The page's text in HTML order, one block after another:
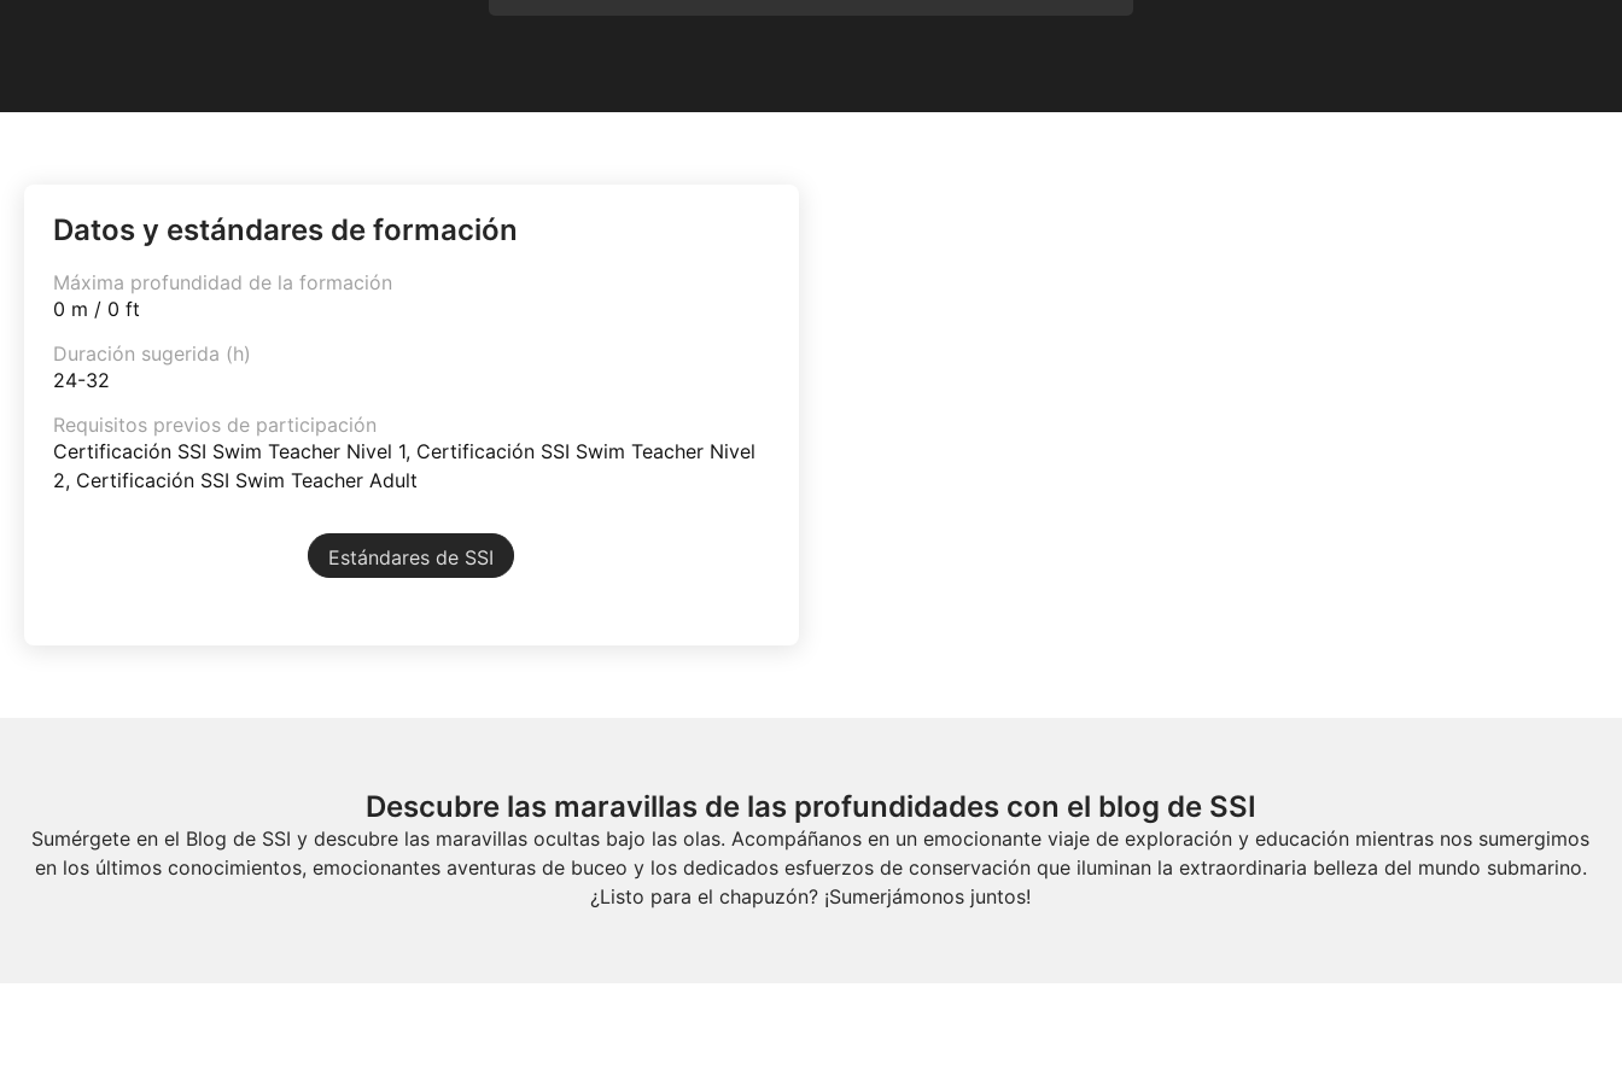
Datos y estándares de formación
Máxima profundidad de la formación
0 m / 0 ft
Duración sugerida (h)
24-32
Requisitos previos de participación
Certificación SSI Swim Teacher Nivel 1, Certificación SSI Swim Teacher Nivel
2, Certificación SSI Swim Teacher Adult
Estándares de SSI
Descubre las maravillas de las profundidades con el blog de SSI
Sumérgete en el Blog de SSI y descubre las maravillas ocultas bajo las olas. Acompáñanos en un emocionante viaje de exploración y educación mientras nos sumergimos
en los últimos conocimientos, emocionantes aventuras de buceo y los dedicados esfuerzos de conservación que iluminan la extraordinaria belleza del mundo submarino.
¿Listo para el chapuzón? ¡Sumerjámonos juntos!